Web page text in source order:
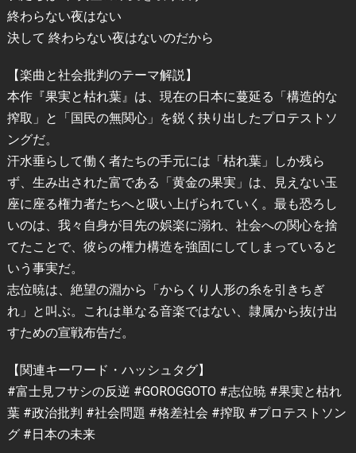
終わらない夜はない
決して 終わらない夜はないのだから
【楽曲と社会批判のテーマ解説】
本作『果実と枯れ葉』は、現在の日本に蔓延る「構造的な
搾取」と「国民の無関心」を鋭く抉り出したプロテストソ
ングだ。
汗水垂らして働く者たちの手元には「枯れ葉」しか残ら
ず、生み出された富である「黄金の果実」は、見えない玉
座に座る権力者たちへと吸い上げられていく。最も恐ろし
いのは、我々自身が目先の娯楽に溺れ、社会への関心を捨
てたことで、彼らの権力構造を強固にしてしまっていると
いう事実だ。
志位暁は、絶望の淵から「からくり人形の糸を引きちぎ
れ」と叫ぶ。これは単なる音楽ではない、隷属から抜け出
すための宣戦布告だ。
【関連キーワード・ハッシュタグ】
#富士見フサシの反逆 #GOROGGOTO #志位暁 #果実と枯れ
葉 #政治批判 #社会問題 #格差社会 #搾取 #プロテストソン
グ #日本の未来